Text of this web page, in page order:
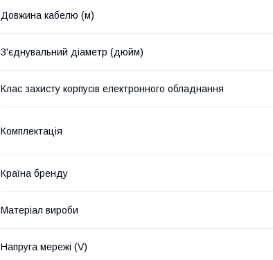
Довжина кабелю (м)
З'єднувальний діаметр (дюйм)
Клас захисту корпусів електронного обладнання
Комплектація
Країна бренду
Матеріал вироби
Напруга мережі (V)